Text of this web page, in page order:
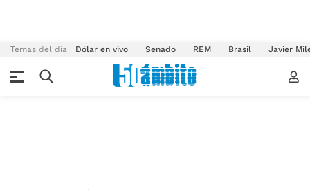
Temas del día Dólar en vivo Senado REM Brasil Javier